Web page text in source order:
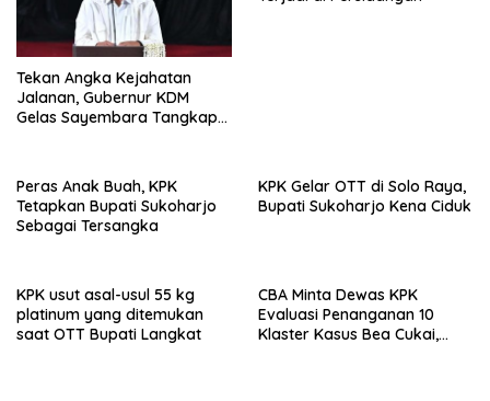
Tekan Angka Kejahatan
Jalanan, Gubernur KDM
Gelas Sayembara Tangkap
Peras Anak Buah, KPK
Tetapkan Bupati Sukoharjo
Sebagai Tersangka
KPK Gelar OTT di Solo Raya,
Bupati Sukoharjo Kena Ciduk
KPK usut asal-usul 55 kg
platinum yang ditemukan
saat OTT Bupati Langkat
CBA Minta Dewas KPK
Evaluasi Penanganan 10
Klaster Kasus Bea Cukai,